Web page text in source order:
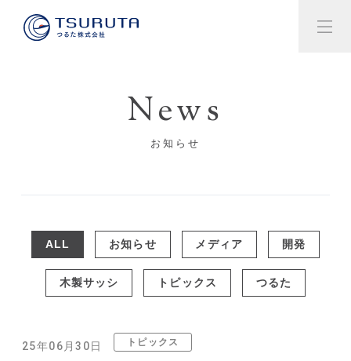
News
お知らせ
ALL お知らせ メディア 開発
木製サッシ トピックス つるた
25年06月30日 トピックス